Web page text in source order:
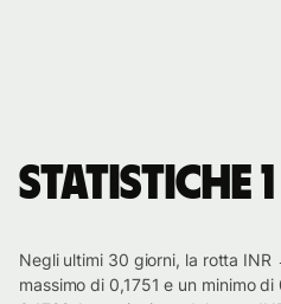
Statistiche 1
Negli ultimi 30 giorni, la rotta
massimo di 0,1751 e un minimo